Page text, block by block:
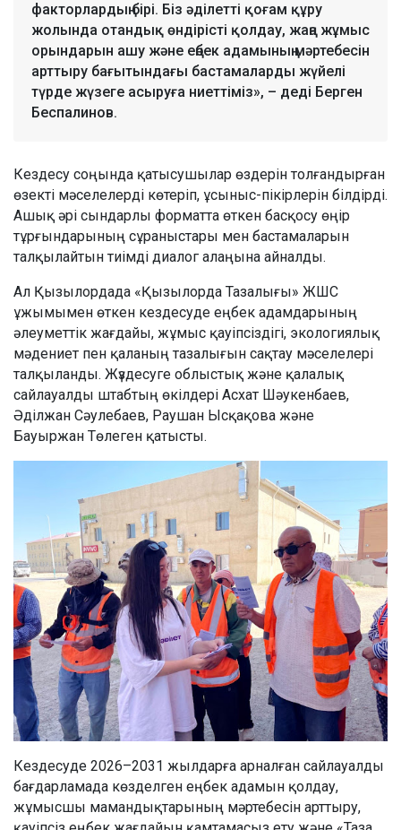
факторлардың бірі. Біз әділетті қоғам құру
жолында отандық өндірісті қолдау, жаңа жұмыс
орындарын ашу және еңбек адамының мәртебесін
арттыру бағытындағы бастамаларды жүйелі
түрде жүзеге асыруға ниеттіміз», – деді Берген
Беспалинов.
Кездесу соңында қатысушылар өздерін толғандырған
өзекті мәселелерді көтеріп, ұсыныс-пікірлерін білдірді.
Ашық әрі сындарлы форматта өткен басқосу өңір
тұрғындарының сұраныстары мен бастамаларын
талқылайтын тиімді диалог алаңына айналды.
Ал Қызылордада «Қызылорда Тазалығы» ЖШС
ұжымымен өткен кездесуде еңбек адамдарының
әлеуметтік жағдайы, жұмыс қауіпсіздігі, экологиялық
мәдениет пен қаланың тазалығын сақтау мәселелері
талқыланды. Жүздесуге облыстық және қалалық
сайлауалды штабтың өкілдері Асхат Шәукенбаев,
Әділжан Сәулебаев, Раушан Ысқақова және
Бауыржан Төлеген қатысты.
Кездесуде 2026–2031 жылдарға арналған сайлауалды
бағдарламада көзделген еңбек адамын қолдау,
жұмысшы мамандықтарының мәртебесін арттыру,